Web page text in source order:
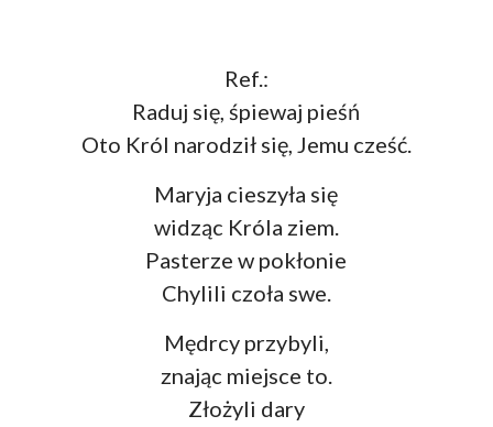
Ref.:
Raduj się, śpiewaj pieśń
Oto Król narodził się, Jemu cześć.
Maryja cieszyła się
widząc Króla ziem.
Pasterze w pokłonie
Chylili czoła swe.
Mędrcy przybyli,
znając miejsce to.
Złożyli dary